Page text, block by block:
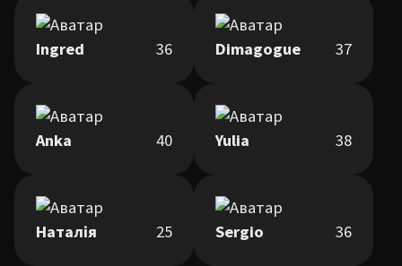
Ingred 36 Dimagogue 37
Anka 40 Yulia 38
Наталія 25 Sergio 36